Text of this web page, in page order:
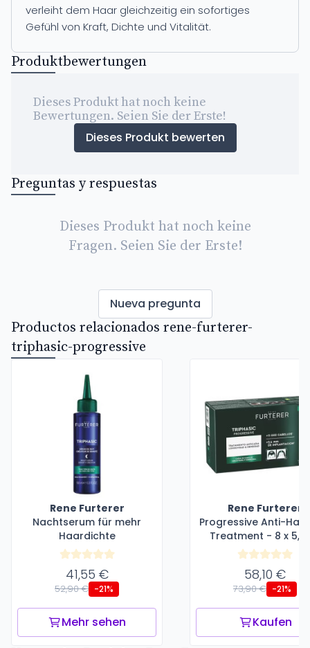
verleiht dem Haar gleichzeitig ein sofortiges
Gefühl von Kraft, Dichte und Vitalität.
Produktbewertungen
Dieses Produkt hat noch keine
Bewertungen. Seien Sie der Erste!
Dieses Produkt bewerten
Preguntas y respuestas
Dieses Produkt hat noch keine
Fragen. Seien Sie der Erste!
Nueva pregunta
Productos relacionados rene-furterer-
triphasic-progressive
Rene Furterer
Nachtserum für mehr
Haardichte
41,55 €
52,90 € -21%
Mehr sehen
Rene Furterer
Progressive Anti-Hair
Treatment - 8 x 5,5
58,10 €
73,90 € -21%
Kaufen